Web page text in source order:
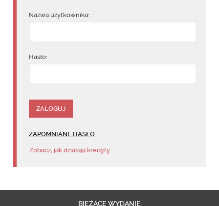
Nazwa użytkownika:
Hasło:
ZAPOMNIANE HASŁO
Zobacz, jak działają kredyty
BIEŻĄCE WYDANIE